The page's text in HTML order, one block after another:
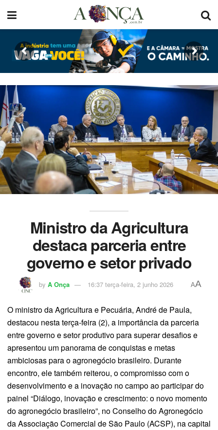
Ministro da Agricultura
destaca parceria entre
governo e setor privado
by A Onça 16:37 terça-feira, 2 junho 2026 AA
O ministro da Agricultura e Pecuária, André de Paula,
destacou nesta terça-feira (2), a importância da parceria
entre governo e setor produtivo para superar desafios e
apresentou um panorama de conquistas e metas
ambiciosas para o agronegócio brasileiro. Durante
encontro, ele também reiterou, o compromisso com o
desenvolvimento e a inovação no campo ao participar do
painel “Diálogo, inovação e crescimento: o novo momento
do agronegócio brasileiro”, no Conselho do Agronegócio
da Associação Comercial de São Paulo (ACSP), na capital